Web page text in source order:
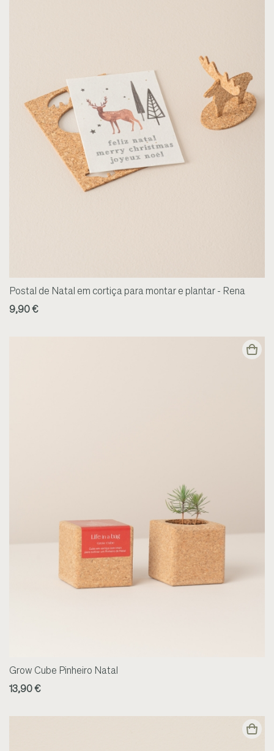
Postal de Natal em cortiça para montar e plantar - Rena
9,90 €
Grow Cube Pinheiro Natal
13,90 €